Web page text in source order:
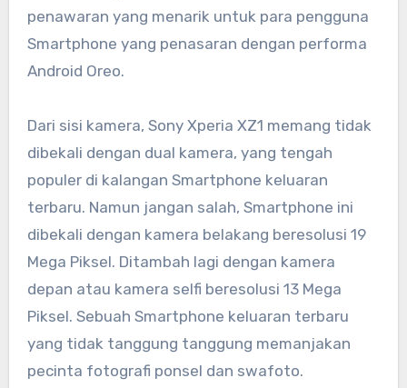
penawaran yang menarik untuk para pengguna
Smartphone yang penasaran dengan performa
Android Oreo.
Dari sisi kamera, Sony Xperia XZ1 memang tidak
dibekali dengan dual kamera, yang tengah
populer di kalangan Smartphone keluaran
terbaru. Namun jangan salah, Smartphone ini
dibekali dengan kamera belakang beresolusi 19
Mega Piksel. Ditambah lagi dengan kamera
depan atau kamera selfi beresolusi 13 Mega
Piksel. Sebuah Smartphone keluaran terbaru
yang tidak tanggung tanggung memanjakan
pecinta fotografi ponsel dan swafoto.